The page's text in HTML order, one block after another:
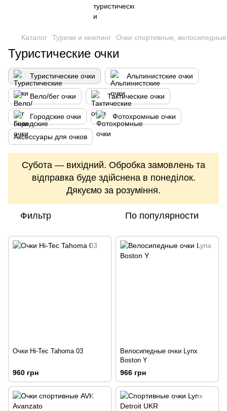
Каталог Туризм и кемпинг Очки спортивные, велосипедные
Туристические очки
Туристические очки Альпинистские очки
Вело/бег очки Тактические очки
Городские очки Фотохромные очки
Аксессуары для очков
Субота — вихідний. Обробка замовлень та
відправка буде здійснена в понеділок.
Дякуємо за розуміння.
Фильтр По популярности
Очки Hi-Tec Tahoma 03
960 грн
Велосипедные очки Lynx
Boston Y
966 грн